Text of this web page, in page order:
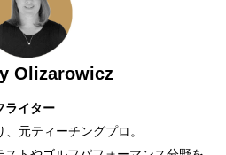
Olizarowicz
ライター
元ティーチングプロ。